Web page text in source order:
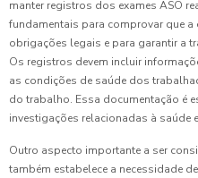
manter registros dos exames ASO
fundamentais para comprovar que
obrigações legais e para garantir a
Os registros devem incluir
as condições de saúde dos
do trabalho. Essa documentação é
investigações relacionadas à saúde
Outro aspecto importante a ser
também estabelece a necessidade